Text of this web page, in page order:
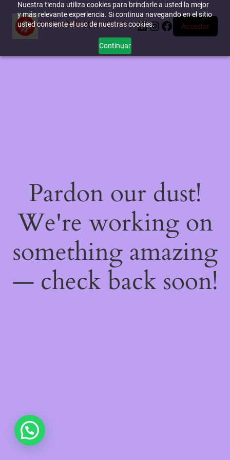
Nuestra tienda utiliza cookies para brindarle a usted la mejor
y más relevante experiencia. Si continua navegando en el sitio
usted consiente el uso de nuestras cookies.
Continuar
miTienda-e.online LinkedIn
Instagram
Facebook
Acceder
Pardon our dust!
We're working on
something amazing
— check back soon!